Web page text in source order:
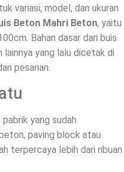
variasi, model, dan ukuran
Beton Mahri Beton, yaitu
Bahan dasar dari buis
lainnya yang lalu dicetak di
pesanan.
yang sudah
paving block atau
terpercaya lebih dari ribuan